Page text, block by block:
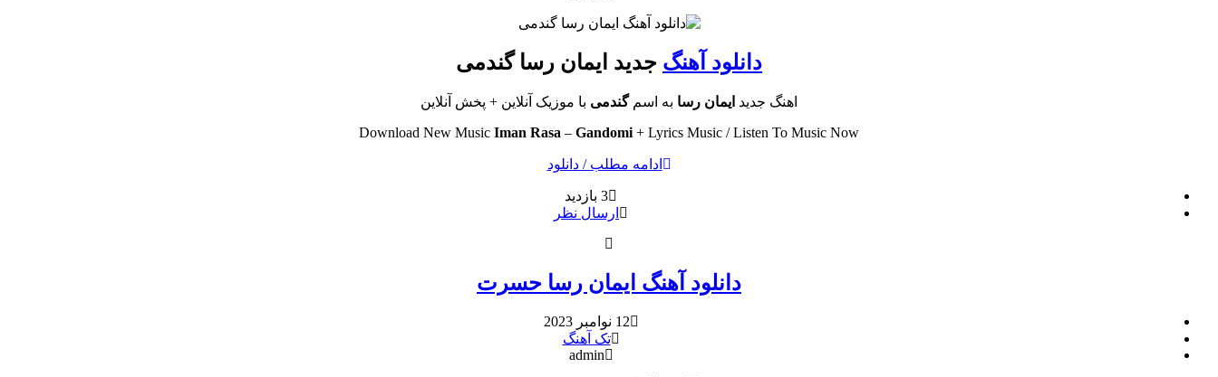
دانلود آهنگ جدید ایمان رسا گندمی
اهنگ جدید ایمان رسا به اسمگندمی با موزیک آنلاین + پخش آنلاین
Download New Music Iman Rasa – Gandomi + Lyrics Music / Listen To Music Now
ادامه مطلب / دانلود
3 بازدید
ارسال نظر
دانلود آهنگ ایمان رسا حسرت
12 نوامبر 2023
تک آهنگ
admin